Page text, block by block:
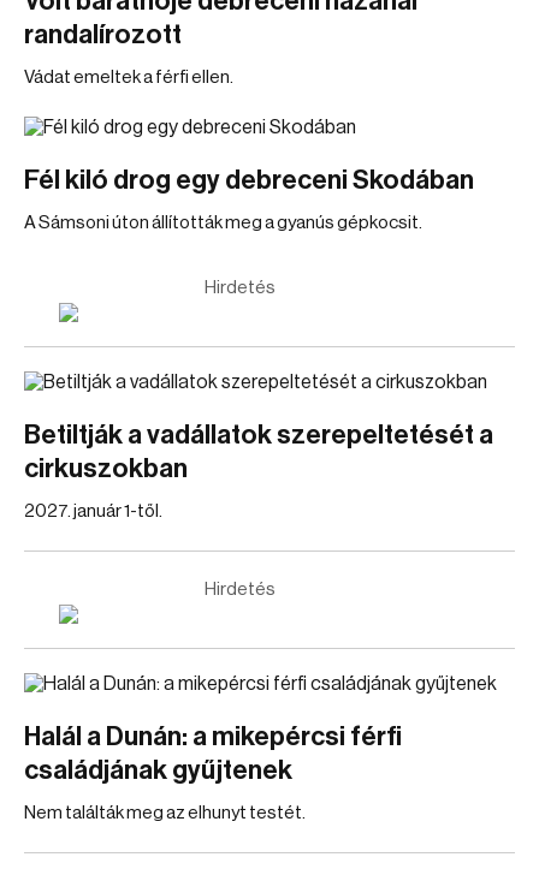
randalírozott
Vádat emeltek a férfi ellen.
Fél kiló drog egy debreceni Skodában
A Sámsoni úton állították meg a gyanús gépkocsit.
Hirdetés
Betiltják a vadállatok szerepeltetését a
cirkuszokban
2027. január 1-től.
Hirdetés
Halál a Dunán: a mikepércsi férfi
családjának gyűjtenek
Nem találták meg az elhunyt testét.